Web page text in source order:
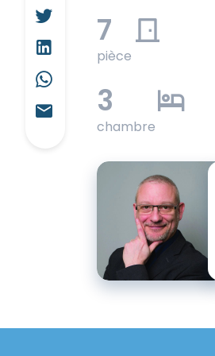
7
pièce
3
chambre